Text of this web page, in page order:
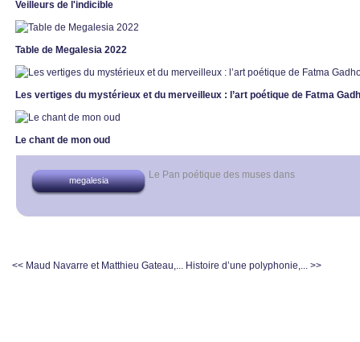
Veilleurs de l'indicible
Table de Megalesia 2022
Les vertiges du mystérieux et du merveilleux : l’art poétique de Fatma
Le chant de mon oud
Le Pan poétique des muses dans
megalesia
<< Maud Navarre et Matthieu Gateau,... Histoire d’une polyphonie,... >>